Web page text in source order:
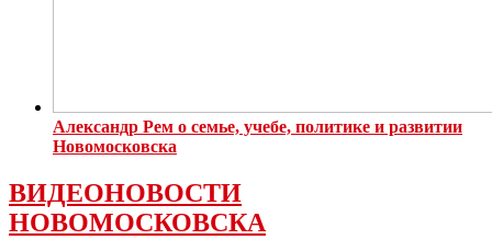
Александр Рем о семье, учебе, политике и развитии
Новомосковска
ВИДЕОНОВОСТИ
НОВОМОСКОВСКА